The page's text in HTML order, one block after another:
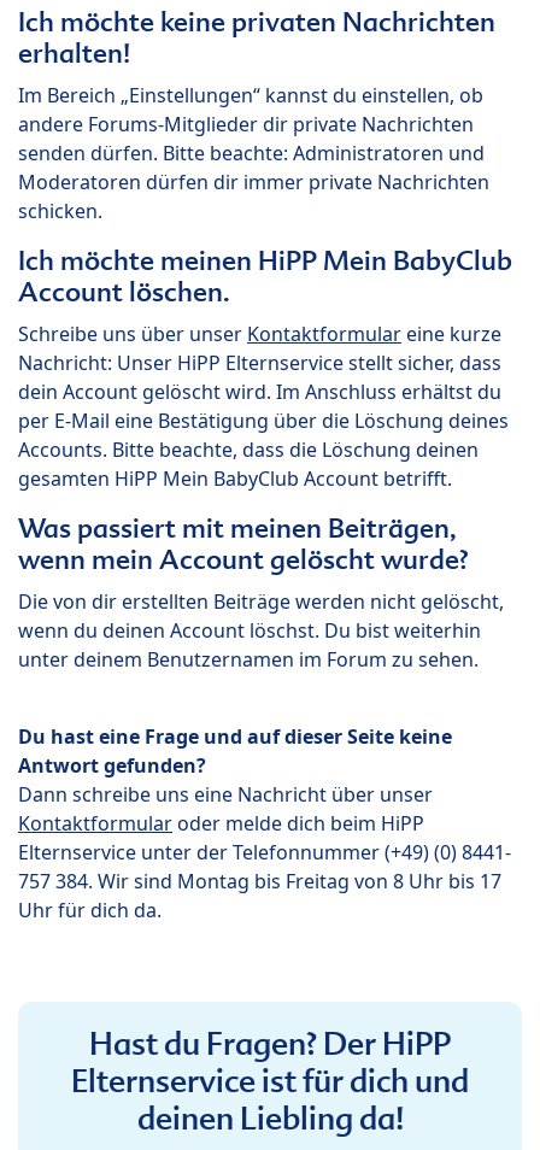
Ich möchte keine privaten Nachrichten
erhalten!
Im Bereich „Einstellungen“ kannst du einstellen, ob
andere Forums-Mitglieder dir private Nachrichten
senden dürfen. Bitte beachte: Administratoren und
Moderatoren dürfen dir immer private Nachrichten
schicken.
Ich möchte meinen HiPP Mein BabyClub
Account löschen.
Schreibe uns über unser Kontaktformulareine kurze
Nachricht: Unser HiPP Elternservice stellt sicher, dass
dein Account gelöscht wird. Im Anschluss erhältst du
per E-Mail eine Bestätigung über die Löschung deines
Accounts. Bitte beachte, dass die Löschung deinen
gesamten HiPP Mein BabyClub Account betrifft.
Was passiert mit meinen Beiträgen,
wenn mein Account gelöscht wurde?
Die von dir erstellten Beiträge werden nicht gelöscht,
wenn du deinen Account löschst. Du bist weiterhin
unter deinem Benutzernamen im Forum zu sehen.
Du hast eine Frage und auf dieser Seite keine
Antwort gefunden?
Dann schreibe uns eine Nachricht über unser
Kontaktformularoder melde dich beim HiPP
Elternservice unter der Telefonnummer (+49) (0) 8441-
757 384. Wir sind Montag bis Freitag von 8 Uhr bis 17
Uhr für dich da.
Hast du Fragen? Der HiPP
Elternservice ist für dich und
deinen Liebling da!